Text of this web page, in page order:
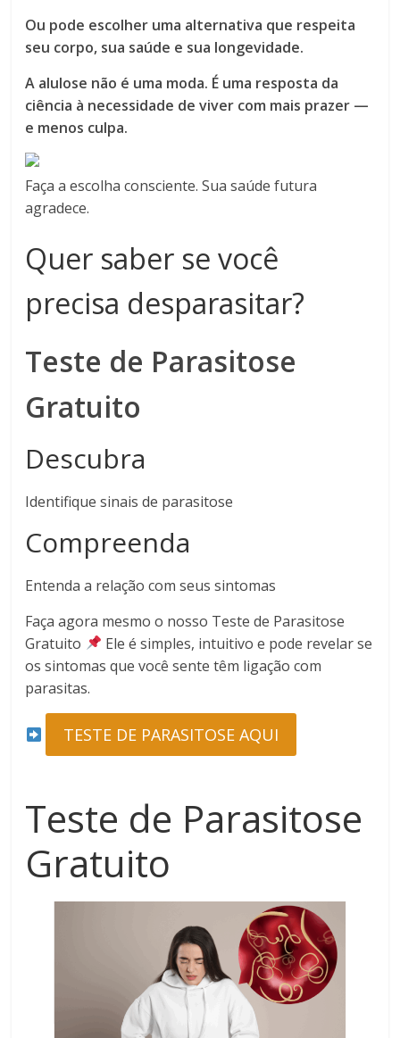
Ou pode escolher uma alternativa que respeita
seu corpo, sua saúde e sua longevidade.
A alulose não é uma moda. É uma resposta da
ciência à necessidade de viver com mais prazer —
e menos culpa.
Faça a escolha consciente. Sua saúde futura
agradece.
Quer saber se você
precisa desparasitar?
Teste de Parasitose
Gratuito
Descubra
Identifique sinais de parasitose
Compreenda
Entenda a relação com seus sintomas
Faça agora mesmo o nosso Teste de Parasitose
Gratuito
Ele é simples, intuitivo e pode revelar se
os sintomas que você sente têm ligação com
parasitas.
TESTE DE PARASITOSE AQUI
Teste de Parasitose
Gratuito